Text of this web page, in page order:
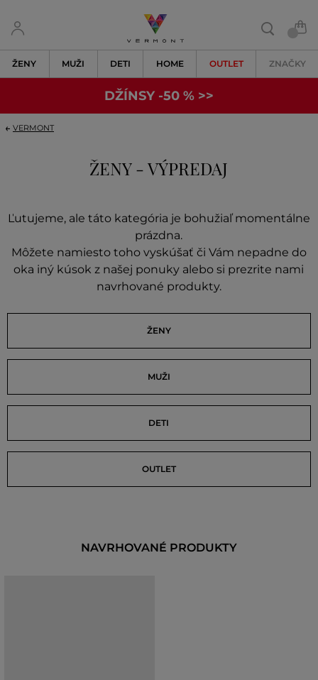
ŽENY MUŽI DETI HOME OUTLET ZNAČKY
DŽÍNSY -50 % >>
VERMONT
ŽENY - VÝPREDAJ
Ľutujeme, ale táto kategória je bohužiaľ momentálne
prázdna.
Môžete namiesto toho vyskúšať či Vám nepadne do
oka iný kúsok z našej ponuky alebo si prezrite nami
navrhované produkty.
ŽENY
MUŽI
DETI
OUTLET
NAVRHOVANÉ PRODUKTY